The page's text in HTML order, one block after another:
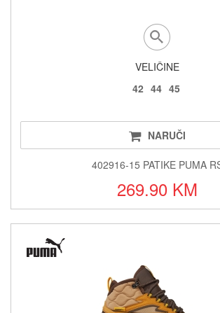
VELIČINE
42 44 45
NARUČI
402916-15 PATIKE PUMA
269.90 KM